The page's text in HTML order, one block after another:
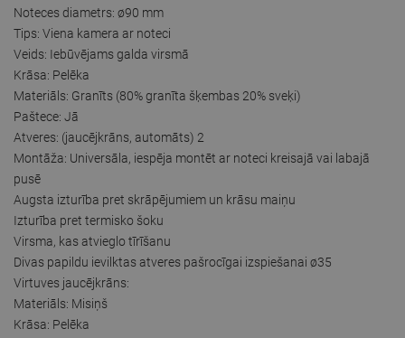
Noteces diametrs: ø90 mm
Tips: Viena kamera ar noteci
Veids: Iebūvējams galda virsmā
Krāsa: Pelēka
Materiāls: Granīts (80% granīta šķembas 20% sveķi)
Paštece: Jā
Atveres: (jaucējkrāns, automāts) 2
Montāža: Universāla, iespēja montēt ar noteci kreisajā vai labajā
pusē
Augsta izturība pret skrāpējumiem un krāsu maiņu
Izturība pret termisko šoku
Virsma, kas atvieglo tīrīšanu
Divas papildu ievilktas atveres pašrocīgai izspiešanai ø35
Virtuves jaucējkrāns:
Materiāls: Misiņš
Krāsa: Pelēka